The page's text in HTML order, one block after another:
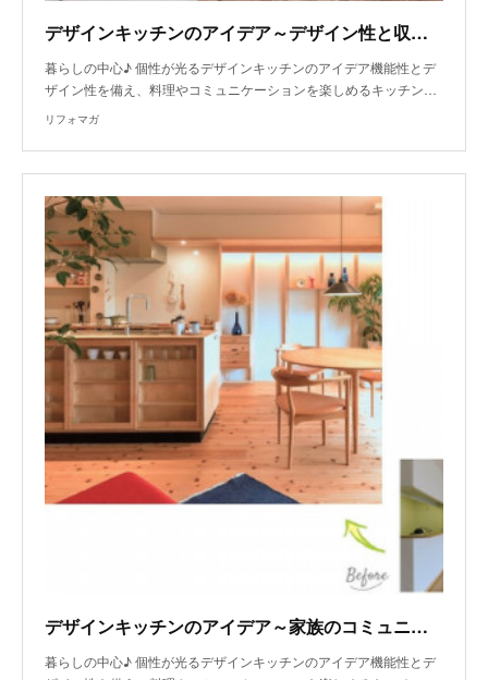
デザインキッチンのアイデア～デザイン性と収納力を両立させたコンパクトなキッチンスペース
暮らしの中心♪ 個性が光るデザインキッチンのアイデア機能性とデ
ザイン性を備え、料理やコミュニケーションを楽しめるキッチン…
リフォマガ
デザインキッチンのアイデア～家族のコミュニケーションがはずむキッチン
暮らしの中心♪ 個性が光るデザインキッチンのアイデア機能性とデ